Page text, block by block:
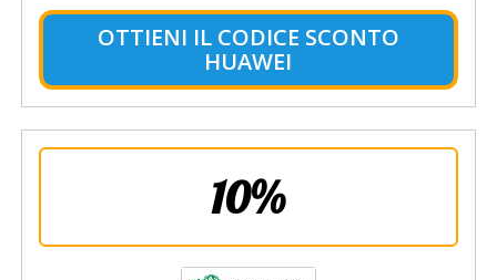
OTTIENI IL CODICE SCONTO
HUAWEI
10%